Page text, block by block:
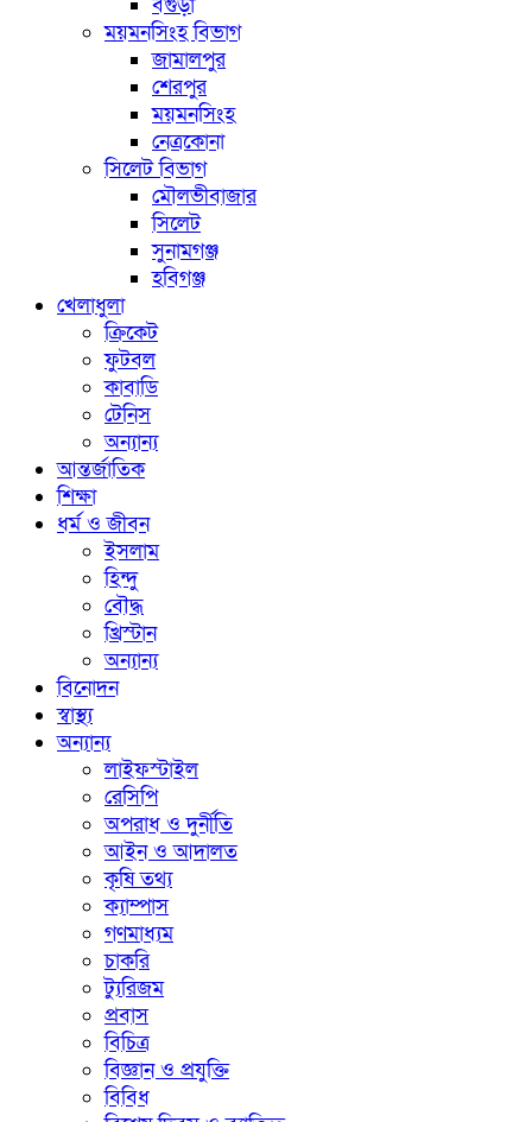
ময়মনসিংহ বিভাগ
জামালপুর
শেরপুর
ময়মনসিংহ
নেত্রকোনা
সিলেট বিভাগ
মৌলভীবাজার
সিলেট
সুনামগঞ্জ
হবিগঞ্জ
খেলাধুলা
ক্রিকেট
ফুটবল
কাবাডি
টেনিস
অন্যান্য
আন্তর্জাতিক
শিক্ষা
ধর্ম ও জীবন
ইসলাম
হিন্দু
বৌদ্ধ
খ্রিস্টান
অন্যান্য
বিনোদন
স্বাস্থ্য
অন্যান্য
লাইফস্টাইল
রেসিপি
অপরাধ ও দুর্নীতি
আইন ও আদালত
কৃষি তথ্য
ক্যাম্পাস
গণমাধ্যম
চাকরি
ট্যুরিজম
প্রবাস
বিচিত্র
বিজ্ঞান ও প্রযুক্তি
বিবিধ